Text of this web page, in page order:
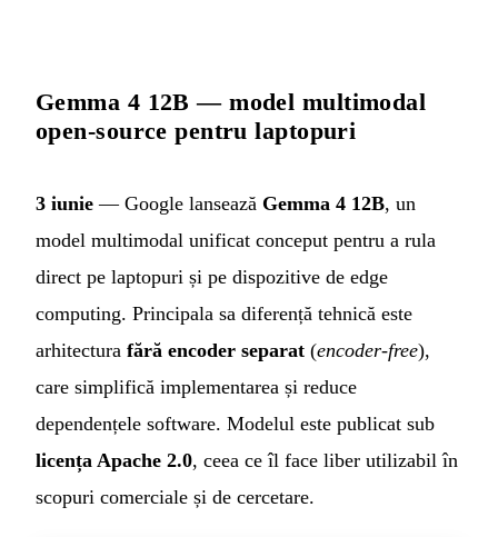
Gemma 4 12B — model multimodal
open-source pentru laptopuri
3 iunie — Google lansează Gemma 4 12B, un
model multimodal unificat conceput pentru a rula
direct pe laptopuri și pe dispozitive de edge
computing. Principala sa diferență tehnică este
arhitectura fără encoder separat (encoder-free),
care simplifică implementarea și reduce
dependențele software. Modelul este publicat sub
licența Apache 2.0, ceea ce îl face liber utilizabil în
scopuri comerciale și de cercetare.